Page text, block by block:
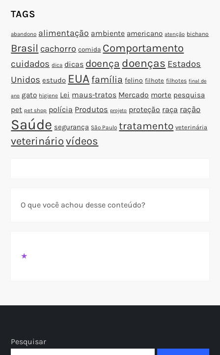
t
TAGS
abandono alimentação ambiente americano atenção bichano
Brasil cachorro comida Comportamento
cuidados dica dicas doença doenças Estados
Unidos estudo EUA família felino filhote filhotes final de
ano gato higiene Lei maus-tratos Mercado morte pesquisa
pet pet shop polícia Produtos projeto proteção raça ração
Saúde segurança São Paulo tratamento veterinária
veterinário vídeos
O que você achou desse conteúdo?
★
Pesquisar